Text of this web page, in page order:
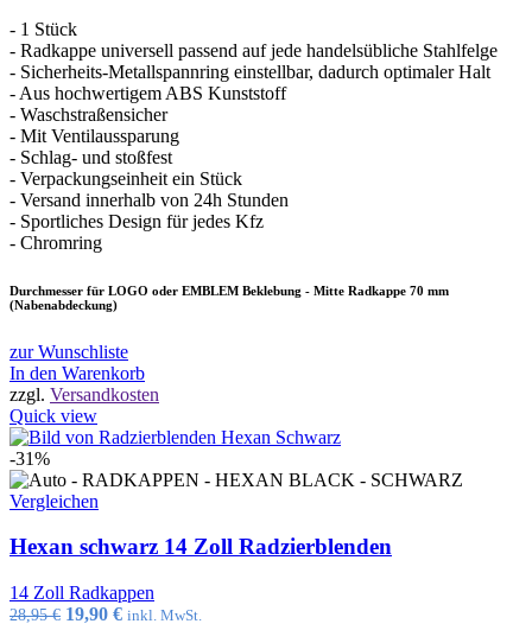
war:
31,95 €5,99 €.
- 1 Stück
- Radkappe universell passend auf jede handelsübliche Stahlfelge
- Sicherheits-Metallspannring einstellbar, dadurch optimaler Halt
- Aus hochwertigem ABS Kunststoff
- Waschstraßensicher
- Mit Ventilaussparung
- Schlag- und stoßfest
- Verpackungseinheit ein Stück
- Versand innerhalb von 24h Stunden
- Sportliches Design für jedes Kfz
- Chromring
Durchmesser für LOGO oder EMBLEM Beklebung - Mitte Radkappe 70 mm
(Nabenabdeckung)
zur Wunschliste
In den Warenkorb
zzgl. Versandkosten
Quick view
-31%
Vergleichen
Hexan schwarz 14 Zoll Radzierblenden
14 Zoll Radkappen
28,95€ Ursprünglicher
19,90 €Aktueller
inkl. MwSt.